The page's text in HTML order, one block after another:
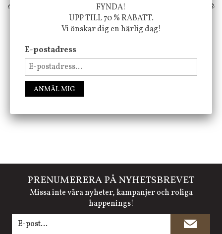
ökar trivsel i ditt hem och ger det lilla extra för
att öka ditt välmående!
FÖLJ OSS PÅ INSTAGRAM @JBHOME
PRENUMERERA PÅ NYHETSBREVET
Missa inte våra nyheter, kampanjer och roliga
happenings!
FYNDA!
UPP TILL 70 % RABATT.
Vi önskar dig en härlig dag!
E-postadress
ANMÄL MIG